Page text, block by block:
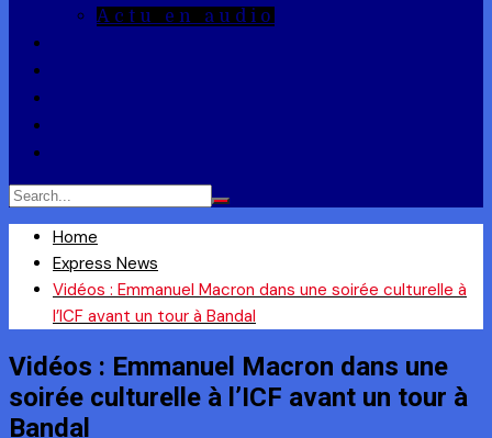
Actu en audio
Home
Express News
Vidéos : Emmanuel Macron dans une soirée culturelle à
l’ICF avant un tour à Bandal
Vidéos : Emmanuel Macron dans une
soirée culturelle à l’ICF avant un tour à
Bandal